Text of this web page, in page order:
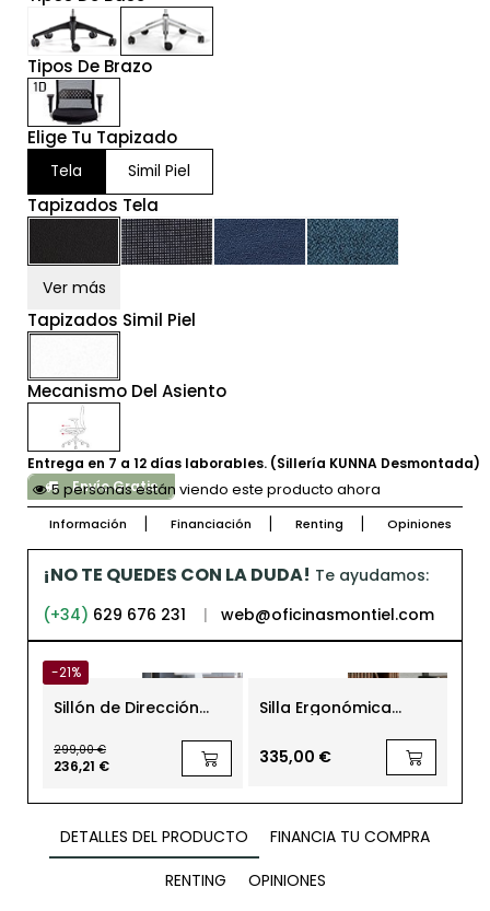
Tipos De Brazo
Elige Tu Tapizado
Tela Simil Piel
Tapizados Tela
Ver más
Tapizados Simil Piel
Mecanismo Del Asiento
Entrega en 7 a 12 días laborables. (Sillería KUNNA Desmontada)
Envío Gratis
5 personas están viendo este producto ahora
Información Financiación Renting Opiniones
¡NO TE QUEDES CON LA DUDA! Te ayudamos:
(+34) 629 676 231 | web@oficinasmontiel.com
-21%
Sillón de Dirección
299,00 €
236,21 €
Silla Ergonómica
Negra para Oficinas
Montreal de Euromof
335,00 €
DETALLES DEL PRODUCTO
FINANCIA TU COMPRA
RENTING
OPINIONES